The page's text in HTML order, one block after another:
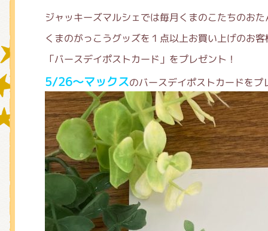
ジャッキーズマルシェでは毎月くまのこたちのお
くまのがっこうグッズを１点以上お買い上げのお客
「バースデイポストカード」をプレゼント！
5/26～マックスのバースデイポストカードを
ミュージカル・コンサート
おたのしみコンテンツ(クイズ・
チア ジャッキーズ！
くまのがっこう しょくいんしつ